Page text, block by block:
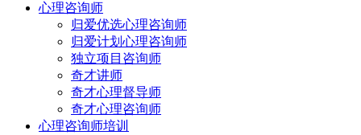
心理咨询师
归爱优选心理咨询师
归爱计划心理咨询师
独立项目咨询师
奇才讲师
奇才心理督导师
奇才心理咨询师
心理咨询师培训